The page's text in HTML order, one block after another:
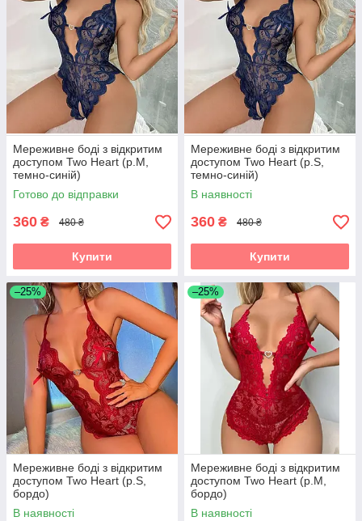
Мереживне боді з відкритим
доступом Two Heart (р.M,
темно-синій)
Готово до відправки
360 ₴ 480 ₴
Купити
Мереживне боді з відкритим
доступом Two Heart (р.S,
темно-синій)
В наявності
360 ₴ 480 ₴
Купити
–25%
Мереживне боді з відкритим
доступом Two Heart (р.S,
бордо)
В наявності
–25%
Мереживне боді з відкритим
доступом Two Heart (р.М,
бордо)
В наявності